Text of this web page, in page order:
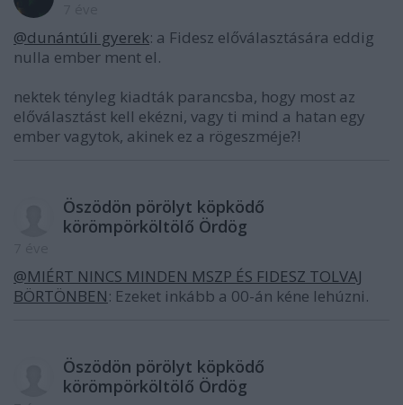
@dunántúli gyerek: a Fidesz előválasztására eddig
nulla ember ment el.
nektek tényleg kiadták parancsba, hogy most az
előválasztást kell ekézni, vagy ti mind a hatan egy
ember vagytok, akinek ez a rögeszméje?!
Öszödön pörölyt köpködő
körömpörköltölő Ördög
@MIÉRT NINCS MINDEN MSZP ÉS FIDESZ TOLVAJ
BÖRTÖNBEN: Ezeket inkább a 00-án kéne lehúzni.
Öszödön pörölyt köpködő
körömpörköltölő Ördög